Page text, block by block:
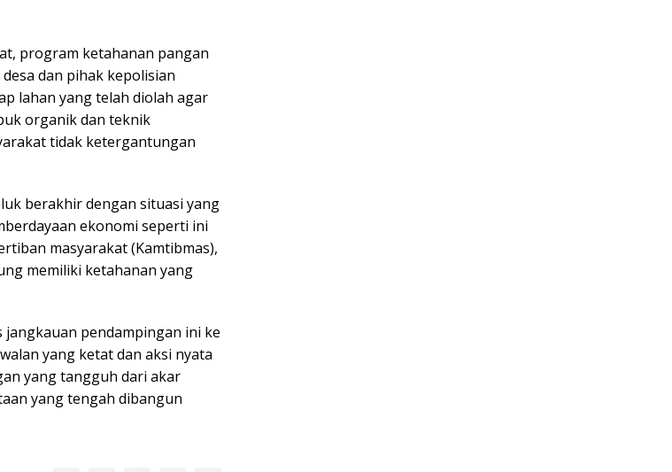
program ketahanan pangan
dan pihak kepolisian
lahan yang telah diolah agar
organik dan teknik
tidak ketergantungan
berakhir dengan situasi yang
ekonomi seperti ini
masyarakat (Kamtibmas),
memiliki ketahanan yang
jangkauan pendampingan ini ke
yang ketat dan aksi nyata
yang tangguh dari akar
yang tengah dibangun